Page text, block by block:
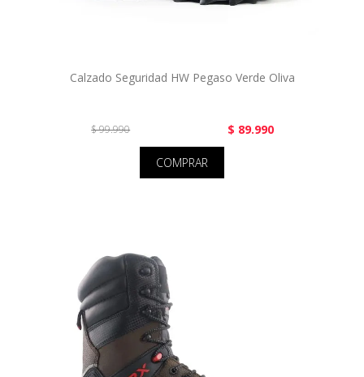
Calzado Seguridad HW Pegaso Verde Oliva
$ 99.990 $ 89.990
COMPRAR